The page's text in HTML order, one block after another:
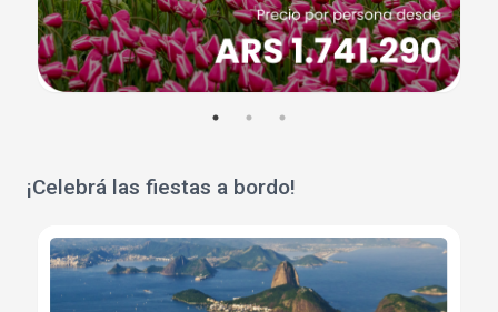
¡Celebrá las fiestas a bordo!